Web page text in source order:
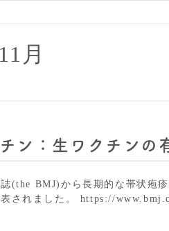
月
ン：生ワクチンの
(the BMJ)から長期的な帯状疱
されました。 https://